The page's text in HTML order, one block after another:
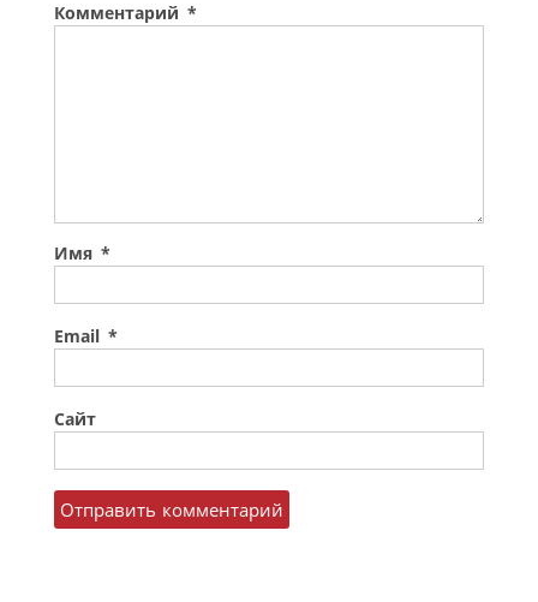
Комментарий *
Имя *
Email *
Сайт